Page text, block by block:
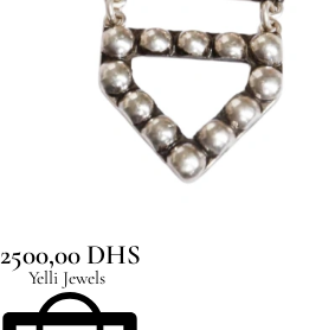
Yelli Jewels
2500,00 DHS